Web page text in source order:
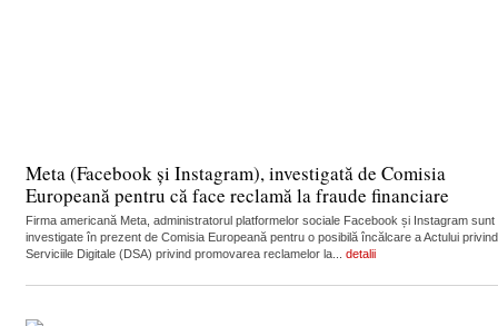
Meta (Facebook și Instagram), investigată de Comisia
Europeană pentru că face reclamă la fraude financiare
Firma americană Meta, administratorul platformelor sociale Facebook și Instagram sunt
investigate în prezent de Comisia Europeană pentru o posibilă încălcare a Actului privind
Serviciile Digitale (DSA) privind promovarea reclamelor la... detalii